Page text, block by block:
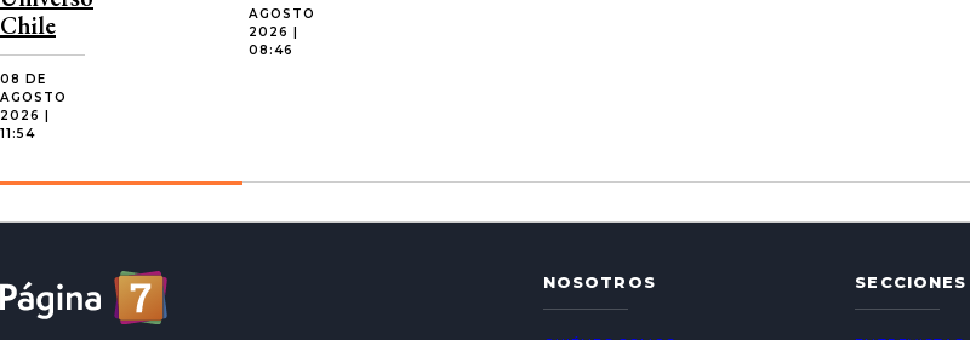
Chile
08 DE
AGOSTO
2026 |
11:54
AGOSTO
2026 |
08:46
NOSOTROS SECCIONES